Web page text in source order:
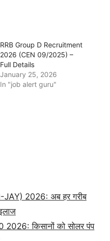
RRB Group D Recruitment
2026 (CEN 09/2025) –
Full Details
January 25, 2026
In "job alert guru"
JAY) 2026: अब हर गरीब
किसानों को सोलर पंप